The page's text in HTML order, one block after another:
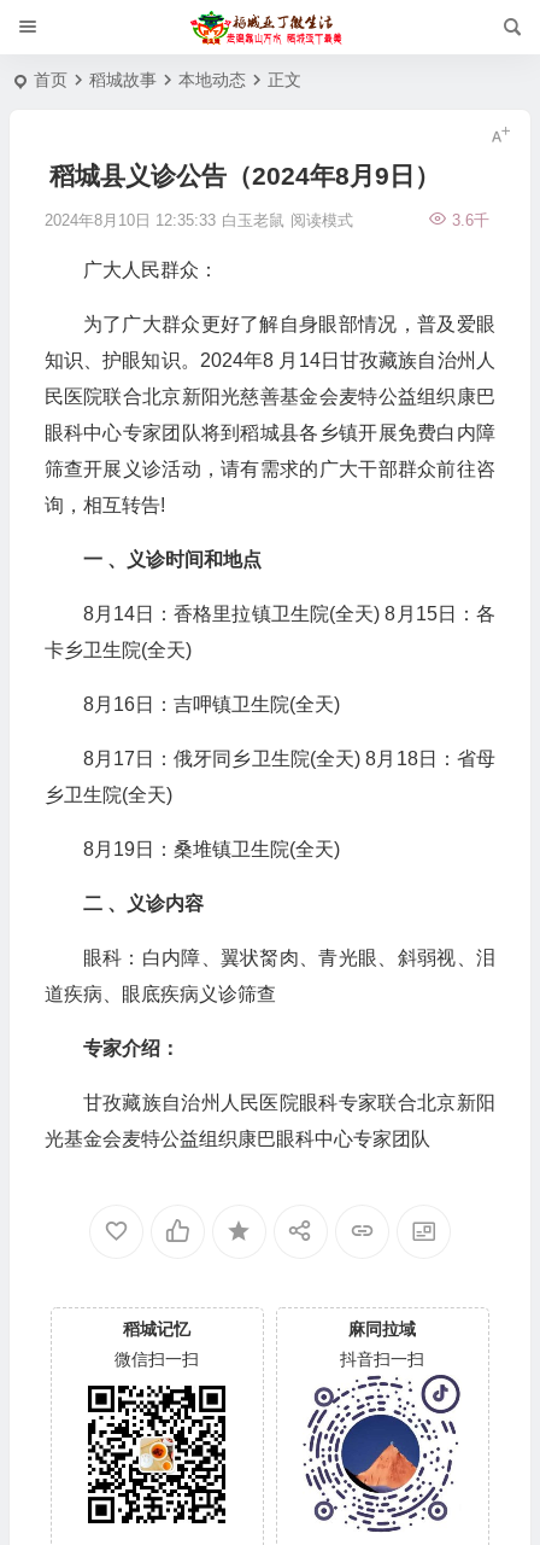
首页 稻城故事 本地动态 正文
稻城县义诊公告（2024年8月9日）
2024年8月10日 12:35:33 白玉老鼠 3.6千
阅读模式
广大人民群众：
为了广大群众更好了解自身眼部情况，普及爱眼
知识、护眼知识。2024年8 月14日甘孜藏族自治州人
民医院联合北京新阳光慈善基金会麦特公益组织康巴
眼科中心专家团队将到稻城县各乡镇开展免费白内障
筛查开展义诊活动，请有需求的广大干部群众前往咨
询，相互转告!
一 、义诊时间和地点
8月14日：香格里拉镇卫生院(全天) 8月15日：各
卡乡卫生院(全天)
8月16日：吉呷镇卫生院(全天)
8月17日：俄牙同乡卫生院(全天) 8月18日：省母
乡卫生院(全天)
8月19日：桑堆镇卫生院(全天)
二 、义诊内容
眼科：白内障、翼状胬肉、青光眼、斜弱视、泪
道疾病、眼底疾病义诊筛查
专家介绍：
甘孜藏族自治州人民医院眼科专家联合北京新阳
光基金会麦特公益组织康巴眼科中心专家团队
稻城记忆
微信扫一扫
麻同拉域
抖音扫一扫